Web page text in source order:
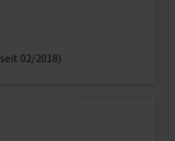
02/2018)